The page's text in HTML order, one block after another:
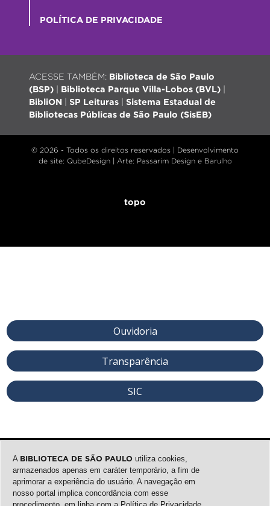
POLÍTICA DE PRIVACIDADE
ACESSE TAMBÉM: Biblioteca de São Paulo
(BSP)
Biblioteca Parque Villa-Lobos (BVL)
BibliON
SP Leituras
Sistema Estadual de
Bibliotecas Públicas de São Paulo (SisEB)
© 2026 - Todos os direitos reservados | Desenvolvimento
de site: QubeDesign | Arte: Passarim Design e Barulho
topo
Ouvidoria
Transparência
SIC
A BIBLIOTECA DE SÃO PAULO utiliza cookies,
armazenados apenas em caráter temporário, a fim de
aprimorar a experiência do usuário. A navegação em
nosso portal implica concordância com esse